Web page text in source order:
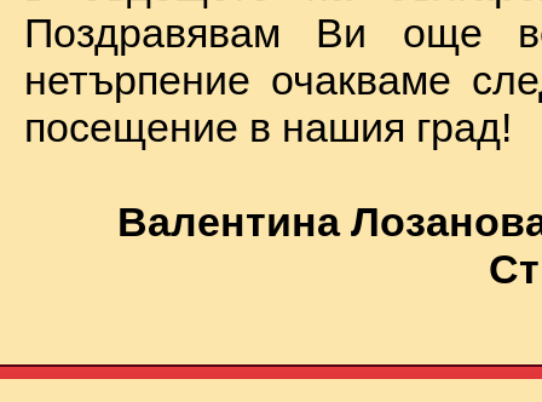
Поздравявам Ви още
нетърпение очакваме
посещение в нашия град!
Валентина